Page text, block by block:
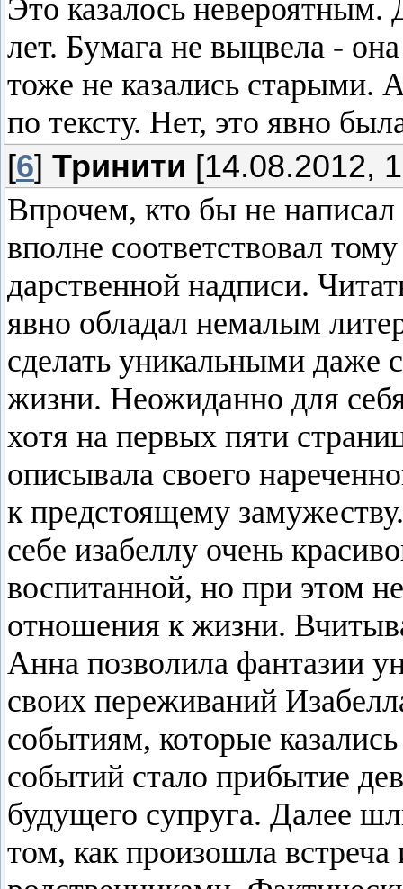
Это казалось невероятным.
лет. Бумага не выцвела -
тоже не казались старыми.
по тексту. Нет, это явно
[6] Тринити [14.08.2012,
Впрочем, кто бы не написал
вполне соответствовал
дарственной надписи.
явно обладал немалым
сделать уникальными даже
жизни. Неожиданно для
хотя на первых пяти
описывала своего
к предстоящему
себе изабеллу очень
воспитанной, но при этом
отношения к жизни.
Анна позволила фантазии
своих переживаний
событиям, которые
событий стало прибытие
будущего супруга. Далее
том, как произошла